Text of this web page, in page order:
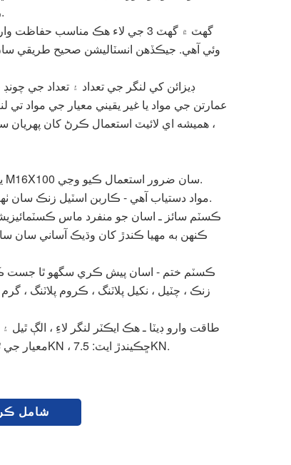
رابطو ٿيل قسم جي تابع آهن.
گهٽ ۾ گهٽ 3 جي لاء هڪ مناسب
وئي آهي. جيڪڏهن انسٽاليشن صحيح طريقي
ڊيزائن کي لنگر جي تعداد ۽ تعداد جي چونڊ
عمارتن جي مواد يا غير يقيني معيار جي مواد
، هميشه اي لائيٽ استعمال ڪرڻ کان
▪ اهو نايلان پلگ M14X100 يا M16X100 سان ضرور استعمال ڪيو وڃي.
▪ مواد دستياب آهي - ڪاربن اسٽيل زنڪ سان ٺهيل ، اسٽينلیس اسٽيل سان.
ڪسٽم سائز ـ اسان جو منفرد ماس
ڪنهن به مهيا ڪندڙ کان وڌيڪ آساني سان
ڪسٽم ختم - اسان پيش ڪري سگھو ٿا جست
زنڪ ، چٽيل ، نکيل پلاٽنگ ، ڪروم پلاٽنگ ،
معيار جي ٿلهي رکن تي. ڪنڪريڪ: 20KN ، ڇڪيندڙ ايٽ: 7.5KN.
شامل